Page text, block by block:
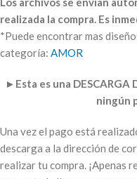
realizada la compra. Es
*Puede encontrar mas
categoría: AMOR
► Esta es una DESCARGA
ningún
Una vez el pago está
descarga a la dirección de
realizar tu compra. ¡Apenas